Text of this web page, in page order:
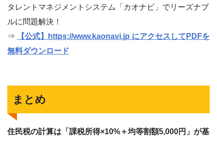
タレントマネジメントシステム「カオナビ」でリーズナブ
ルに問題解決！
⇒
【公式】https://www.kaonavi.jp にアクセスしてPDFを
無料ダウンロード
まとめ
住民税の計算は「課税所得×10%＋均等割額5,000円」が基